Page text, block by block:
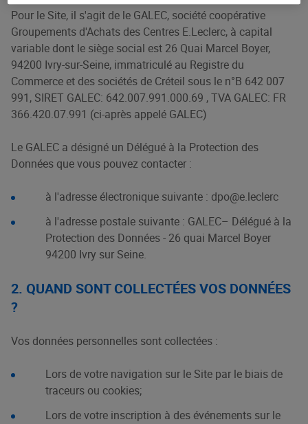
Pour le Site, il s'agit de le GALEC, société coopérative
Groupements d'Achats des Centres E.Leclerc, à capital
variable dont le siège social est 26 Quai Marcel Boyer,
94200 Ivry-sur-Seine, immatriculé au Registre du
Commerce et des sociétés de Créteil sous le n°B 642 007
991, SIRET GALEC: 642.007.991.000.69 , TVA GALEC: FR
366.420.07.991 (ci-après appelé GALEC)
Le GALEC a désigné un Délégué à la Protection des
Données que vous pouvez contacter :
à l'adresse électronique suivante : dpo@e.leclerc
à l'adresse postale suivante : GALEC– Délégué à la
Protection des Données - 26 quai Marcel Boyer
94200 Ivry sur Seine.
2. QUAND SONT COLLECTÉES VOS DONNÉES
?
Vos données personnelles sont collectées :
Lors de votre navigation sur le Site par le biais de
traceurs ou cookies;
Lors de votre inscription à des événements sur le